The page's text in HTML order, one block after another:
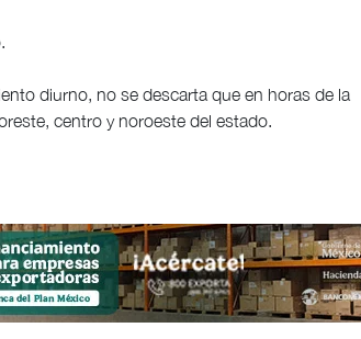
diurno, no se descarta que en horas de la
centro y noroeste del estado.